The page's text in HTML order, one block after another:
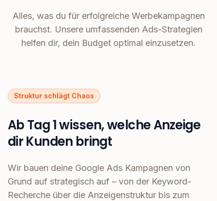
Alles, was du für erfolgreiche Werbekampagnen
brauchst. Unsere umfassenden Ads-Strategien
helfen dir, dein Budget optimal einzusetzen.
Struktur schlägt Chaos
Ab Tag 1 wissen, welche Anzeige
dir Kunden bringt
Wir bauen deine Google Ads Kampagnen von
Grund auf strategisch auf – von der Keyword-
Recherche über die Anzeigenstruktur bis zum